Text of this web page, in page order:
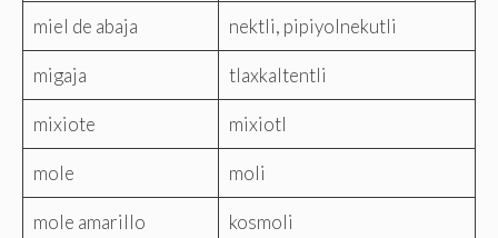
miel de abaja nektli, pipiyolnekutli
migaja tlaxkaltentli
mixiote mixiotl
mole moli
mole amarillo kosmoli